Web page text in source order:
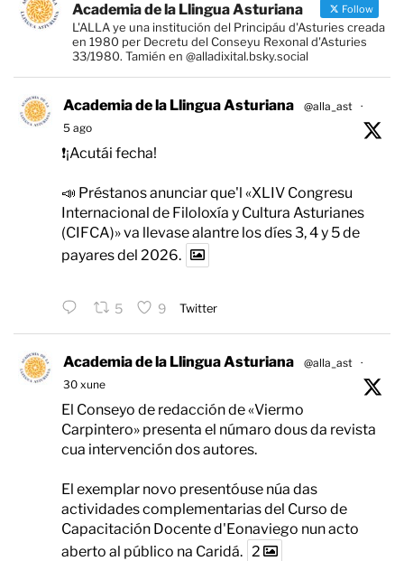
Academia de la Llingua Asturiana Follow
L'ALLA ye una institución del Principáu d'Asturies creada
en 1980 per Decretu del Conseyu Rexonal d'Asturies
33/1980. Tamién en @alladixital.bsky.social
Academia de la Llingua Asturiana @alla_ast ·
5 ago
❗️¡Acutái fecha!
📣 Préstanos anunciar que'l «XLIV Congresu
Internacional de Filoloxía y Cultura Asturianes
(CIFCA)» va llevase alantre los díes 3, 4 y 5 de
payares del 2026.
5 9 Twitter
Academia de la Llingua Asturiana @alla_ast ·
30 xune
El Conseyo de redacción de «Viermo
Carpintero» presenta el númaro dous da revista
cua intervención dos autores.
El exemplar novo presentóuse núa das
actividades complementarias del Curso de
Capacitación Docente d'Eonaviego nun acto
aberto al público na Caridá. 2